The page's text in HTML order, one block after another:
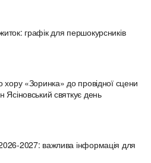
графік для першокурсників
хору «Зоринка» до провідної сцени
Ясіновський святкує день
2027: важлива інформація для